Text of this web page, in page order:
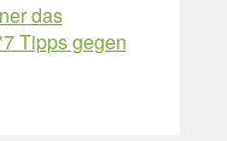
das
Tipps gegen